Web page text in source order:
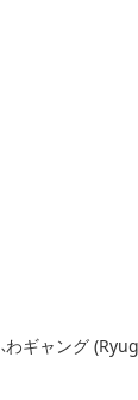
ギャング